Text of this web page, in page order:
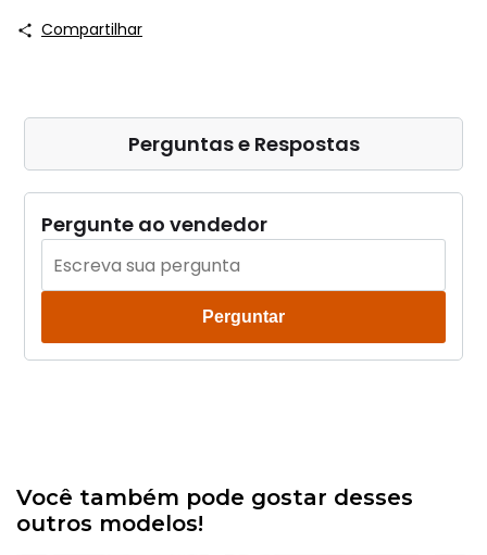
Compartilhar
Perguntas e Respostas
Pergunte ao vendedor
Perguntar
Você também pode gostar desses
outros modelos!